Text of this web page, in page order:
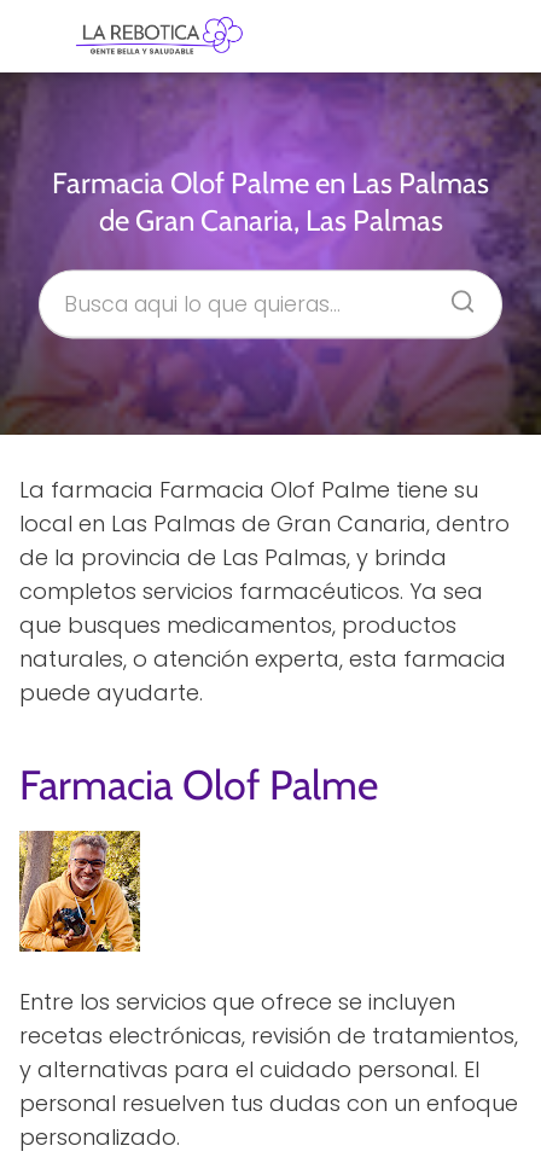
Farmacia Olof Palme en Las Palmas
de Gran Canaria, Las Palmas
La farmacia Farmacia Olof Palme tiene su
local en Las Palmas de Gran Canaria, dentro
de la provincia de Las Palmas, y brinda
completos servicios farmacéuticos. Ya sea
que busques medicamentos, productos
naturales, o atención experta, esta farmacia
puede ayudarte.
Farmacia Olof Palme
Entre los servicios que ofrece se incluyen
recetas electrónicas, revisión de tratamientos,
y alternativas para el cuidado personal. El
personal resuelven tus dudas con un enfoque
personalizado.